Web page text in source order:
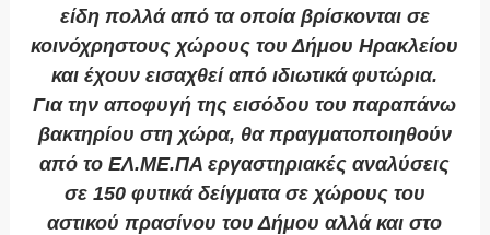
είδη πολλά από τα οποία βρίσκονται σε
κοινόχρηστους χώρους του Δήμου Ηρακλείου
και έχουν εισαχθεί από ιδιωτικά φυτώρια.
Για την αποφυγή της εισόδου του παραπάνω
βακτηρίου στη χώρα, θα πραγματοποιηθούν
από το ΕΛ.ΜΕ.ΠΑ εργαστηριακές αναλύσεις
σε 150 φυτικά δείγματα σε χώρους του
αστικού πρασίνου του Δήμου αλλά και στο